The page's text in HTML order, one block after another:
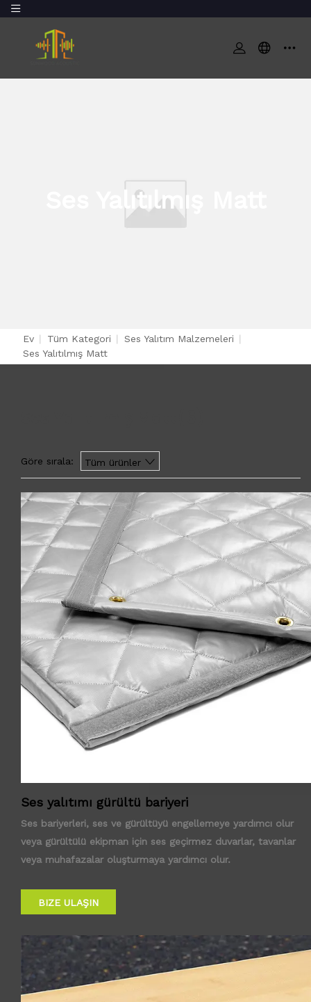
Ses Yalıtılmış Matt
Ev Tüm Kategori Ses Yalıtım Malzemeleri
Ses Yalıtılmış Matt
Göre sırala: Tüm ürünler
Ses yalıtımı gürültü bariyeri
Ses bariyerleri, ses ve gürültüyü engellemeye yardımcı olur
veya gürültülü ekipman için ses geçirmez duvarlar, tavanlar
veya muhafazalar oluşturmaya yardımcı olur.
BIZE ULAŞIN